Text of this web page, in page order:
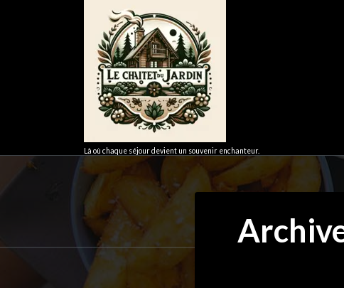
Là où chaque séjour devient un souvenir enchanteur.